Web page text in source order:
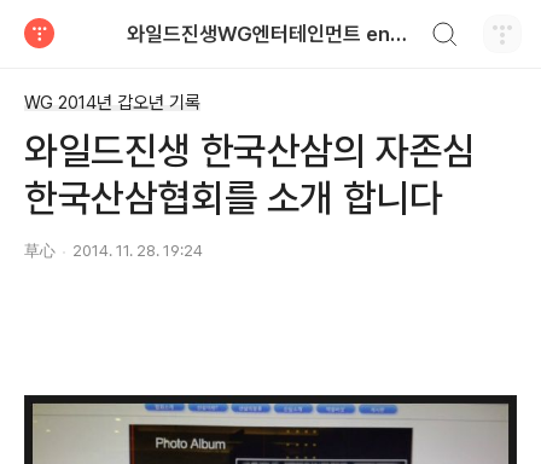
와일드진생WG엔터테인먼트 entertainment
WG 2014년 갑오년 기록
와일드진생 한국산삼의 자존심
한국산삼협회를 소개 합니다
草心 2014. 11. 28. 19:24